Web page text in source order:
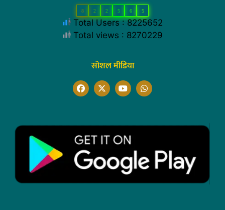
8 2 2 5 6 5
Total Users : 8225652
Total views : 8270229
सोशल मीडिया